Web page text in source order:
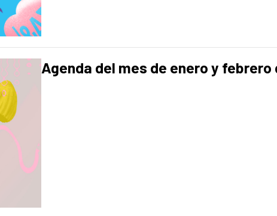
Agenda del mes de enero y febrero